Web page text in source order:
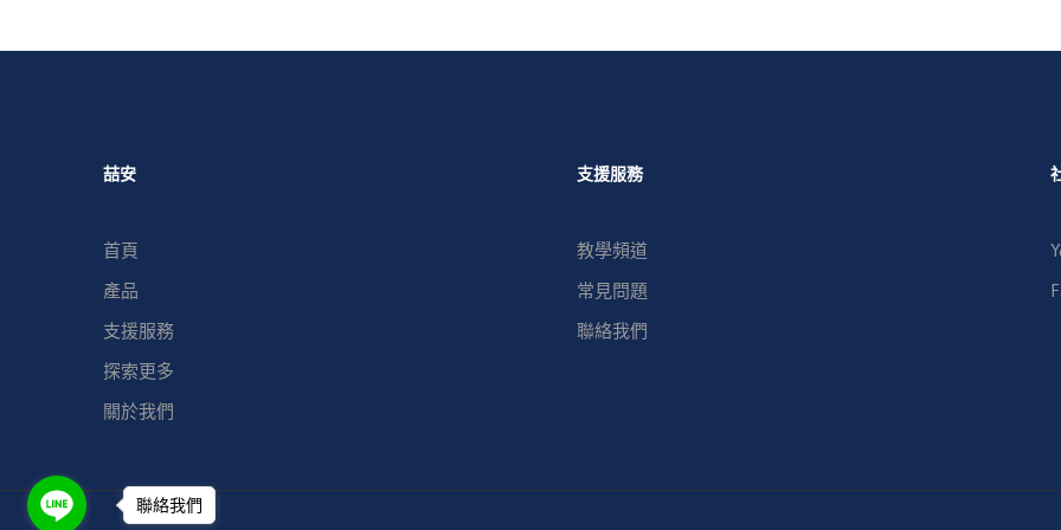
喆安
首頁
產品
支援服務
探索更多
關於我們
支援服務
教學頻道
常見問題
聯絡我們
聯絡我們